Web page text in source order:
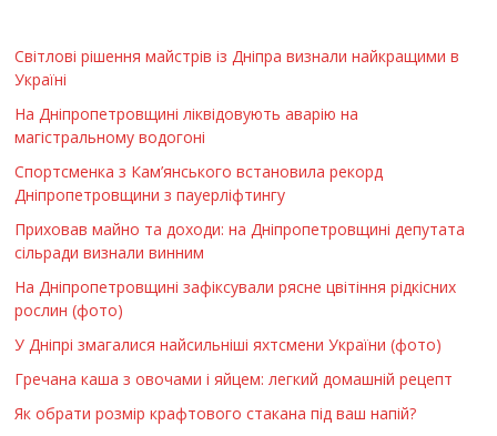
Світлові рішення майстрів із Дніпра визнали найкращими в
Україні
На Дніпропетровщині ліквідовують аварію на
магістральному водогоні
Спортсменка з Кам’янського встановила рекорд
Дніпропетровщини з пауерліфтингу
Приховав майно та доходи: на Дніпропетровщині депутата
сільради визнали винним
На Дніпропетровщині зафіксували рясне цвітіння рідкісних
рослин (фото)
У Дніпрі змагалися найсильніші яхтсмени України (фото)
Гречана каша з овочами і яйцем: легкий домашній рецепт
Як обрати розмір крафтового стакана під ваш напій?